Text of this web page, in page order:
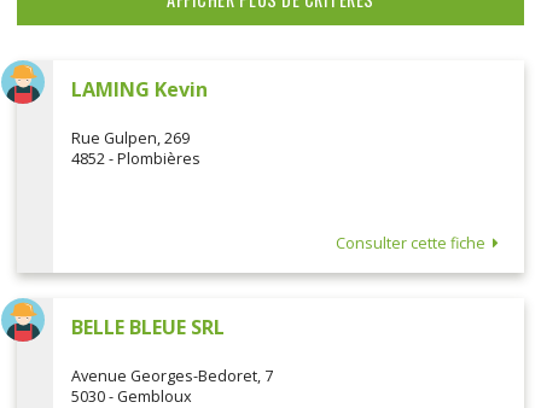
LAMING Kevin
Rue Gulpen, 269
4852 - Plombières
Consulter cette fiche
BELLE BLEUE SRL
Avenue Georges-Bedoret, 7
5030 - Gembloux